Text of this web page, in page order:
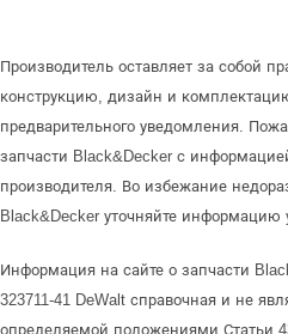
Производитель оставляет за собой
конструкцию, дизайн и
предварительного уведомления.
запчасти Black&Decker с
производителя. Во избежание
Black&Decker уточняйте информацию
Информация на сайте о запчасти
323711-41 DeWalt справочная и не
определяемой положениями Статьи